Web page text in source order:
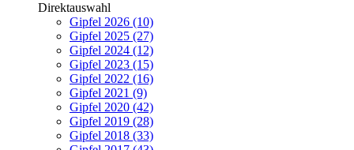
Direktauswahl
Gipfel 2026 (10)
Gipfel 2025 (27)
Gipfel 2024 (12)
Gipfel 2023 (15)
Gipfel 2022 (16)
Gipfel 2021 (9)
Gipfel 2020 (42)
Gipfel 2019 (28)
Gipfel 2018 (33)